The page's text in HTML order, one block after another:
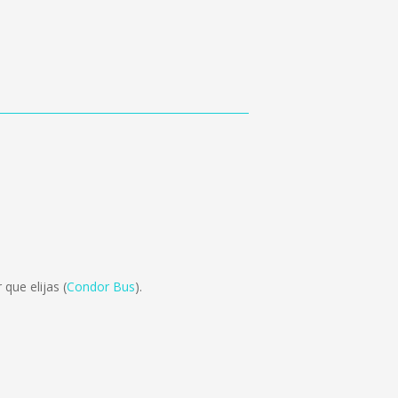
que elijas (Condor Bus).